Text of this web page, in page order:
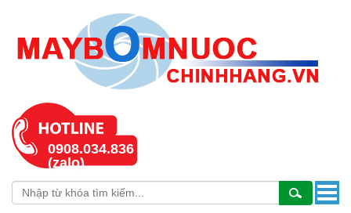
0908.034.836
(zalo)